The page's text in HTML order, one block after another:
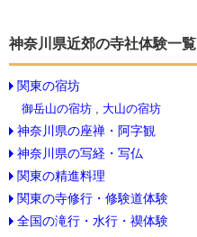
神奈川県近郊の寺社体験一覧
関東の宿坊
御岳山の宿坊 , 大山の宿坊
神奈川県の座禅・阿字観
神奈川県の写経・写仏
関東の精進料理
関東の寺修行・修験道体験
全国の滝行・水行・禊体験